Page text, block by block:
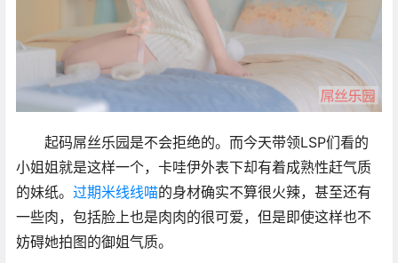
起码屌丝乐园是不会拒绝的。而今天带领LSP们看的
小姐姐就是这样一个，卡哇伊外表下却有着成熟性赶气质
的妹纸。 过期米线线喵的身材确实不算很火辣，甚至还有
一些肉，包括脸上也是肉肉的很可爱，但是即使这样也不
妨碍她拍图的御姐气质。